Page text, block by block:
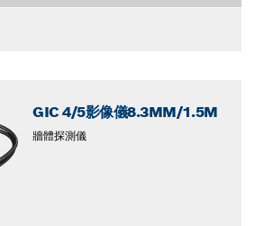
GIC 4/5影像儀8.3MM/1.5M
牆體探測儀